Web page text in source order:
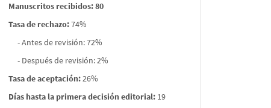
Manuscritos recibidos: 80
Tasa de rechazo:74%
- Antes de revisión: 72%
- Después de revisión: 2%
Tasa de aceptación:26%
Días hasta la primera decisión editorial: 19